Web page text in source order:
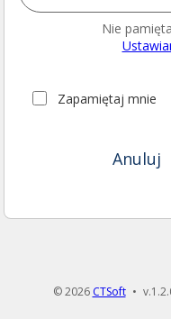
Nie
Zapamiętaj mnie
Anuluj
© 2026 CTSoft